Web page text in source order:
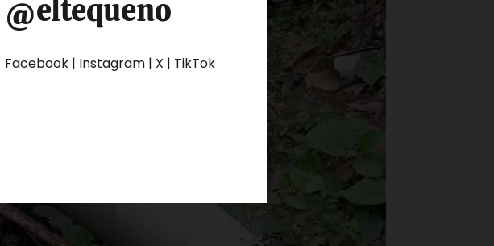
@eltequeno
Facebook | Instagram | X | TikTok